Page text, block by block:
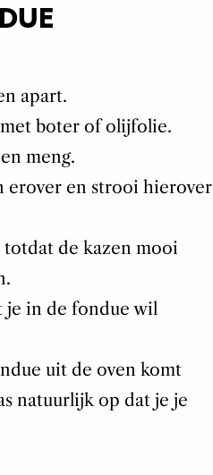
apart.
boter of olijfolie.
meng.
erover en strooi hierover
de kazen mooi
je in de fondue wil
uit de oven komt
natuurlijk op dat je je